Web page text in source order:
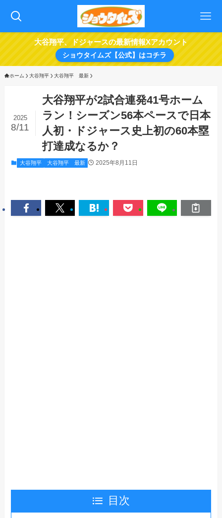
大谷翔平、ドジャースの最新情報Xアカウント
ショウタイムズ【公式】はコチラ
ホーム 大谷翔平 大谷翔平 最新
大谷翔平が2試合連発41号ホーム
ラン！シーズン56本ペースで日本
人初・ドジャース史上初の60本塁
打達成なるか？
2025
8/11
大谷翔平 大谷翔平 最新 2025年8月11日
目次